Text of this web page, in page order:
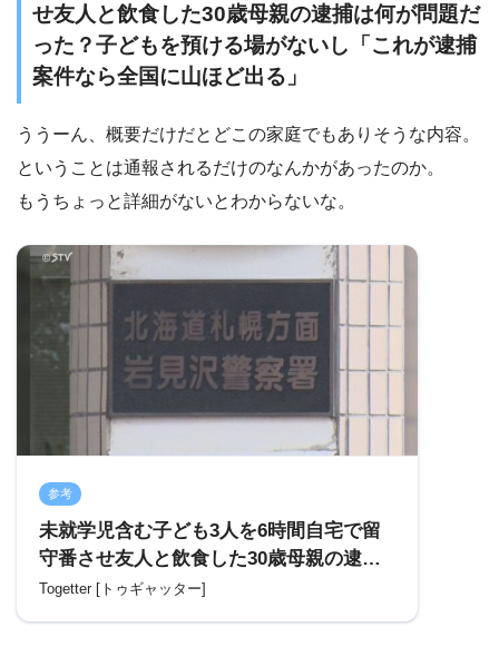
せ友人と飲食した30歳母親の逮捕は何が問題だ
った？子どもを預ける場がないし「これが逮捕
案件なら全国に山ほど出る」
ううーん、概要だけだとどこの家庭でもありそうな内容。
ということは通報されるだけのなんかがあったのか。
もうちょっと詳細がないとわからないな。
参考
未就学児含む子ども3人を6時間自宅で留
守番させ友人と飲食した30歳母親の逮捕
は何が問題だった？子どもを預ける場が
Togetter [トゥギャッター]